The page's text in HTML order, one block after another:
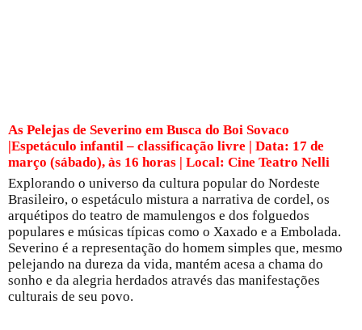
As Pelejas de Severino em Busca do Boi Sovaco
|Espetáculo infantil – classificação livre | Data: 17 de
março (sábado), às 16 horas | Local: Cine Teatro Nelli
Explorando o universo da cultura popular do Nordeste
Brasileiro, o espetáculo mistura a narrativa de cordel, os
arquétipos do teatro de mamulengos e dos folguedos
populares e músicas típicas como o Xaxado e a Embolada.
Severino é a representação do homem simples que, mesmo
pelejando na dureza da vida, mantém acesa a chama do
sonho e da alegria herdados através das manifestações
culturais de seu povo.